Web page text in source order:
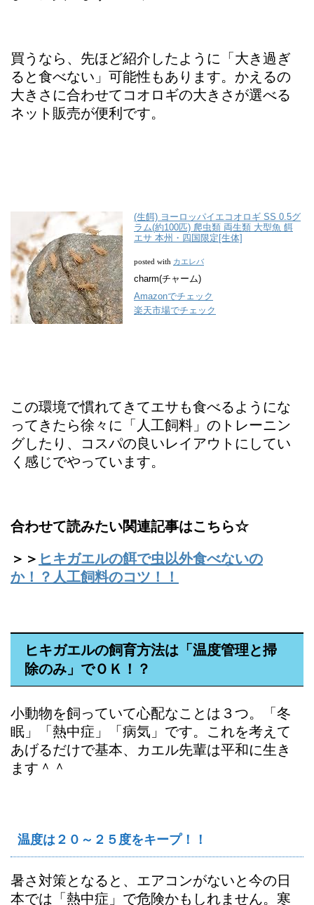
買うなら、先ほど紹介したように「大き過ぎ
ると食べない」可能性もあります。かえるの
大きさに合わせてコオロギの大きさが選べる
ネット販売が便利です。
(生餌) ヨーロッパイエコオロギ SS 0.5グ
ラム(約100匹) 爬虫類 両生類 大型魚 餌
エサ 本州・四国限定[生体]
posted with カエレバ
charm(チャーム)
Amazonでチェック
楽天市場でチェック
この環境で慣れてきてエサも食べるようにな
ってきたら徐々に「人工飼料」のトレーニン
グしたり、コスパの良いレイアウトにしてい
く感じでやっています。
合わせて読みたい関連記事はこちら☆
＞＞ ヒキガエルの餌で虫以外食べないの
か！？人工飼料のコツ！！
ヒキガエルの飼育方法は「温度管理と掃
除のみ」でＯＫ！？
小動物を飼っていて心配なことは３つ。「冬
眠」「熱中症」「病気」です。これを考えて
あげるだけで基本、カエル先輩は平和に生き
ます＾＾
温度は２０～２５度をキープ！！
暑さ対策となると、エアコンがないと今の日
本では「熱中症」で危険かもしれません。寒